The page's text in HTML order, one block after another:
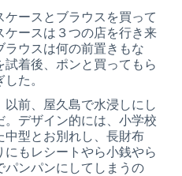
ースとブラウスを買って
ケースは３つの店を行き来
ラウスは何の前置きもな
試着後、ポンと買ってもら
た。
前、屋久島で水浸しにし
。デザイン的には、小学校
中型とお別れし、長財布
もレシートやら小銭やら
パンパンにしてしまうの